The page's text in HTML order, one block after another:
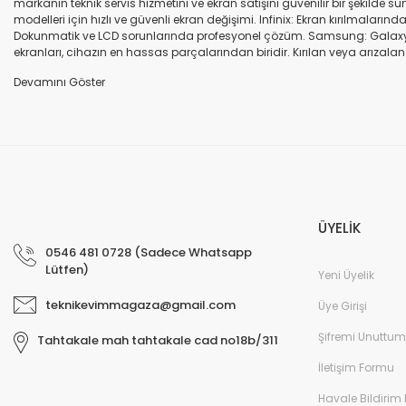
markanın teknik servis hizmetini ve ekran satışını güvenilir bir şekilde
modelleri için hızlı ve güvenli ekran değişimi. Infinix: Ekran
Dokunmatik ve LCD sorunlarında profesyonel çözüm. Samsung:
ekranları, cihazın en hassas parçalarından biridir. Kırılan veya
uyumlu olup olmadığına dikkat ediniz. HK-ZY-A.Kalite ekran: Daha
0546 481 0728 (Sadece Whatsapp
Lütfen)
teknikevimmagaza@gmail.com
Tahtakale mah tahtakale cad no18b/311
ÜYELİK
Yeni Üyelik
Üye Girişi
Şifremi Unuttum
İletişim Formu
Havale Bildirim